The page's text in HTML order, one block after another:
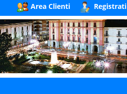
Area Clienti Registrati